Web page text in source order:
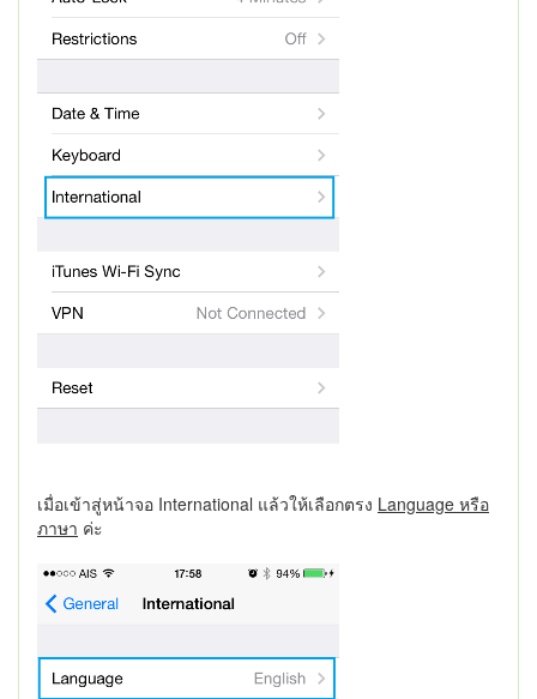
เมื่อเข้าสู่หน้าจอ International แล้วให้เลือกตรง Language หรือ
ภาษา ค่ะ